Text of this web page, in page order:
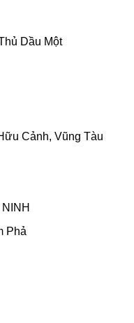
Dầu Một
Cảnh, Vũng Tàu
Phả